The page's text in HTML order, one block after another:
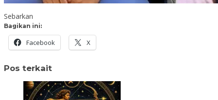
Sebarkan
Bagikan ini:
Facebook X
Pos terkait